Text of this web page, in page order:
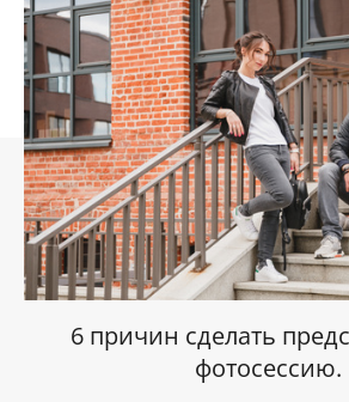
6 причин сделать
фотосессию.